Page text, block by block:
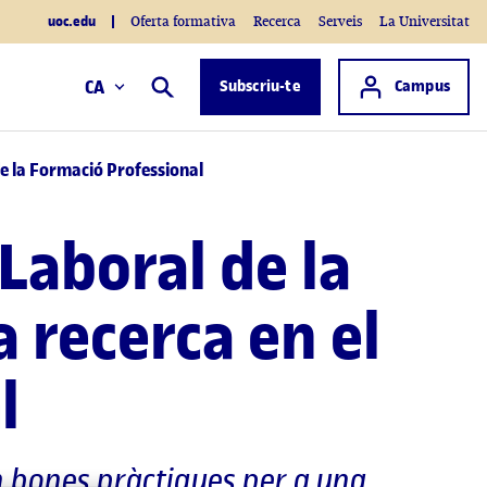
uoc.edu Oferta formativa Recerca Serveis La Universitat
Cercar Subscriu-te Accés a
Campus
CA
la Formació Professional
de la
recerca en el